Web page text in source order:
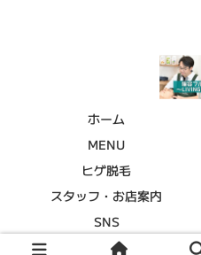
ホーム
MENU
ヒゲ脱毛
スタッフ・お店案内
SNS